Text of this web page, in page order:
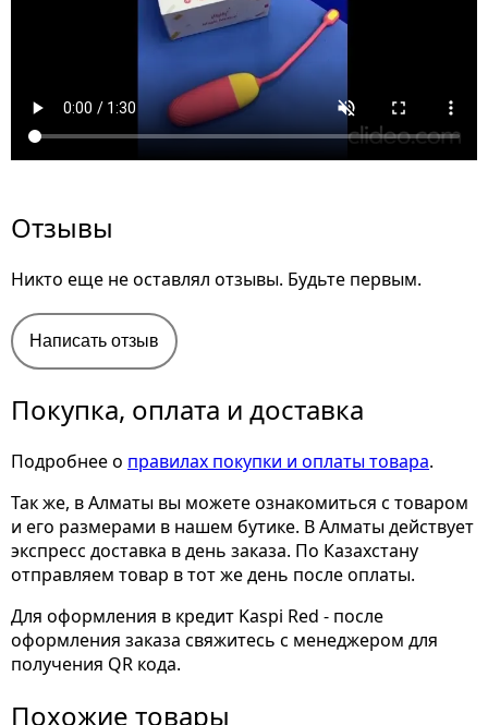
Отзывы
Никто еще не оставлял отзывы. Будьте первым.
Написать отзыв
Покупка, оплата и доставка
Подробнее о правилах покупки и оплаты товара.
Так же, в Алматы вы можете ознакомиться с товаром
и его размерами в нашем бутике. В Алматы действует
экспресс доставка в день заказа. По Казахстану
отправляем товар в тот же день после оплаты.
Для оформления в кредит Kaspi Red - после
оформления заказа свяжитесь с менеджером для
получения QR кода.
Похожие товары